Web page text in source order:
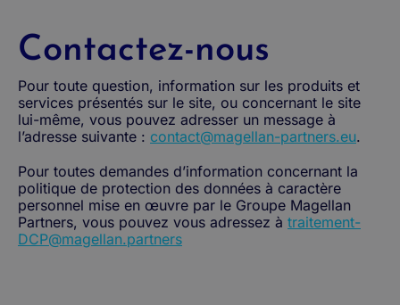
Contactez-nous
Pour toute question, information sur les produits et
services présentés sur le site, ou concernant le site
lui-même, vous pouvez adresser un message à
l’adresse suivante : contact@magellan-partners.eu.
Pour toutes demandes d’information concernant la
politique de protection des données à caractère
personnel mise en œuvre par le Groupe Magellan
Partners, vous pouvez vous adressez à traitement-
DCP@magellan.partners